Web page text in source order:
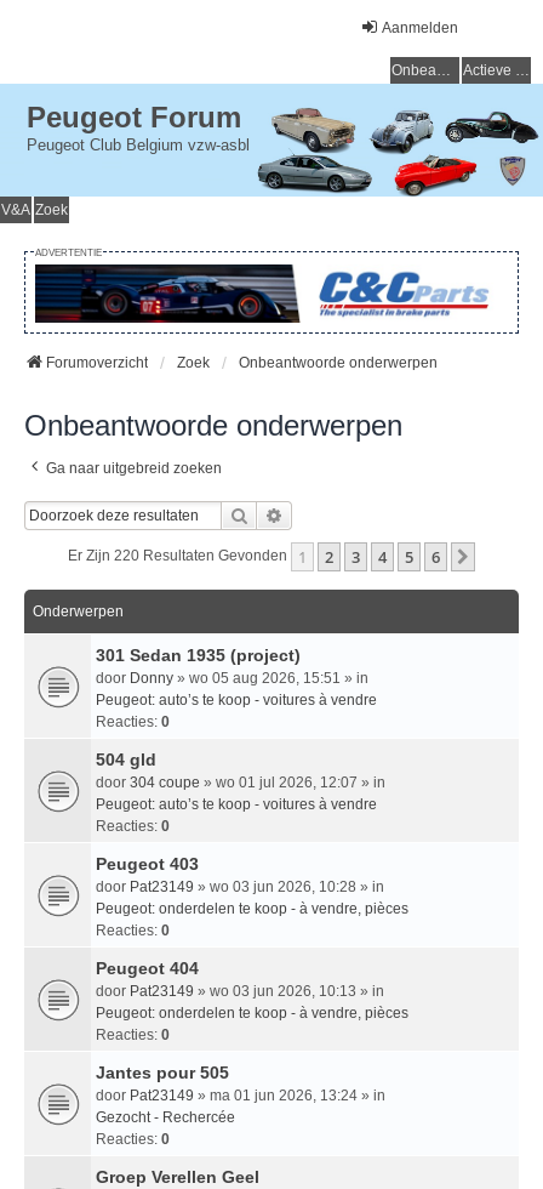
Aanmelden
Onbeantwoorde onderwerpen Actieve onderwerpen
Peugeot Forum
Peugeot Club Belgium vzw-asbl
V&A Zoek
ADVERTENTIE
Forumoverzicht Zoek Onbeantwoorde onderwerpen
Onbeantwoorde onderwerpen
Ga naar uitgebreid zoeken
Zoek
Er Zijn 220 Resultaten Gevonden 1 2 3 4 5 6
Onderwerpen
301 Sedan 1935 (project)
door Donny » wo 05 aug 2026, 15:51 » in
Peugeot: auto’s te koop - voitures à vendre
Reacties: 0
504 gld
door 304 coupe » wo 01 jul 2026, 12:07 » in
Peugeot: auto’s te koop - voitures à vendre
Reacties: 0
Peugeot 403
door Pat23149 » wo 03 jun 2026, 10:28 » in
Peugeot: onderdelen te koop - à vendre, pièces
Reacties: 0
Peugeot 404
door Pat23149 » wo 03 jun 2026, 10:13 » in
Peugeot: onderdelen te koop - à vendre, pièces
Reacties: 0
Jantes pour 505
door Pat23149 » ma 01 jun 2026, 13:24 » in
Gezocht - Rechercée
Reacties: 0
Groep Verellen Geel